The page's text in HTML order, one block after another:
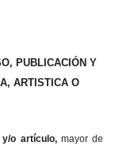
PUBLICACIÓN Y
ARTISTICA O
y/o artículo, mayor de